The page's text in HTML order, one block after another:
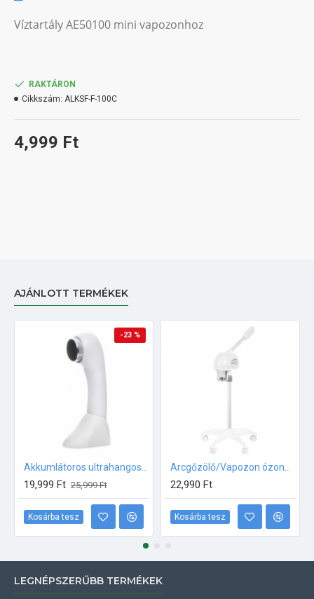
Víztartály AE50100 mini vapozonhoz
4,999 Ft
RAKTÁRON
Cikkszám: ALKSF-F-100C
AJÁNLOTT TERMÉKEK
-23 %
19,999 Ft 25,999 Ft
Kosárba tesz
22,990 Ft
Kosárba tesz
LEGNÉPSZERŰBB TERMÉKEK